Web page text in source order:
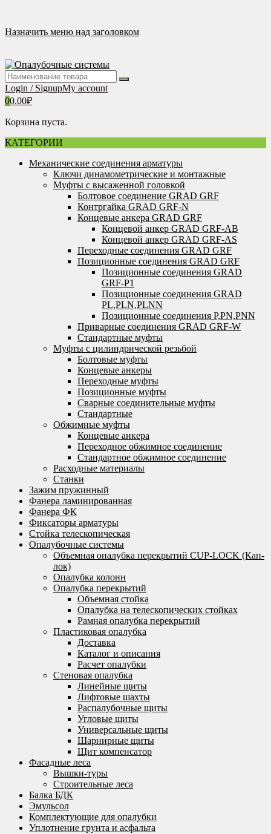
содержимому
Назначить меню над заголовком
Login / SignupMy account
00.00₽
Корзина пуста.
КАТЕГОРИИ
Механические соединения арматуры
Ключи динамометрические и монтажные
Муфты с высаженной головкой
Болтовое соединение GRAD GRF
Контргайка GRAD GRF-N
Концевые анкера GRAD GRF
Концевой анкер GRAD GRF-AB
Концевой анкер GRAD GRF-AS
Переходные соединения GRAD GRF
Позиционные соединения GRAD GRF
Позиционные соединения GRAD
GRF-P1
Позиционные соединения GRAD
PL,PLN,PLNN
Позиционные соединения P,PN,PNN
Приварные соединения GRAD GRF-W
Стандартные муфты
Муфты с цилиндрической резьбой
Болтовые муфты
Концевые анкеры
Переходные муфты
Позиционные муфты
Сварные соединительные муфты
Стандартные
Обжимные муфты
Концевые анкера
Переходное обжимное соединение
Стандартное обжимное соединение
Расходные материалы
Станки
Зажим пружинный
Фанера ламинированная
Фанера ФК
Фиксаторы арматуры
Стойка телескопическая
Опалубочные системы
Объемная опалубка перекрытий CUP-LOCK (Кап-
лок)
Опалубка колонн
Опалубка перекрытий
Объемная стойка
Опалубка на телескопических стойках
Рамная опалубка перекрытий
Пластиковая опалубка
Доставка
Каталог и описания
Расчет опалубки
Стеновая опалубка
Линейные щиты
Лифтовые шахты
Распалубочные щиты
Угловые щиты
Универсальные щиты
Шарнирные щиты
Щит компенсатор
Фасадные леса
Вышки-туры
Строительные леса
Балка БДК
Эмульсол
Комплектующие для опалубки
Уплотнение грунта и асфальта